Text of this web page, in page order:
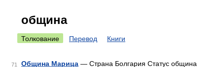
община
Толкование Перевод Книги
71 Община Марица — Страна Болгария Статус община